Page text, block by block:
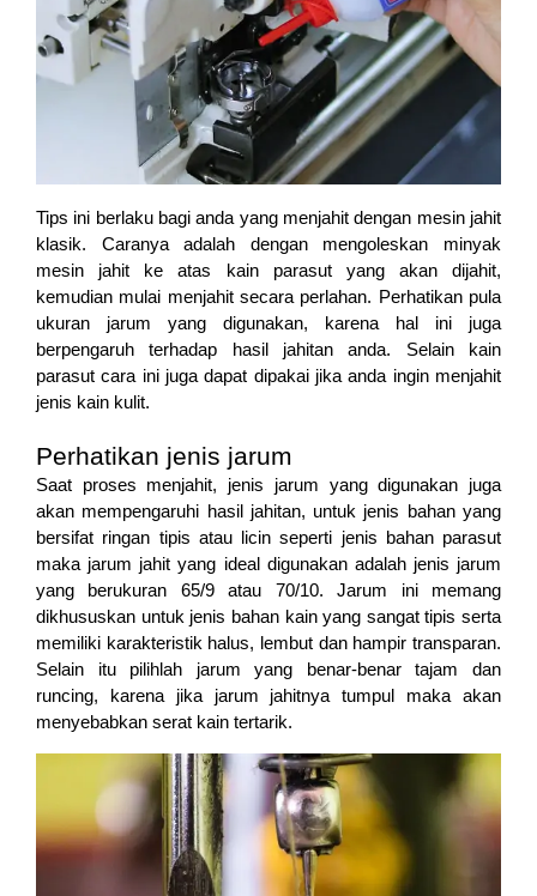
Tips ini berlaku bagi anda yang menjahit dengan mesin jahit
klasik. Caranya adalah dengan mengoleskan minyak
mesin jahit ke atas kain parasut yang akan dijahit,
kemudian mulai menjahit secara perlahan. Perhatikan pula
ukuran jarum yang digunakan, karena hal ini juga
berpengaruh terhadap hasil jahitan anda. Selain kain
parasut cara ini juga dapat dipakai jika anda ingin menjahit
jenis kain kulit.
Perhatikan jenis jarum
Saat proses menjahit, jenis jarum yang digunakan juga
akan mempengaruhi hasil jahitan, untuk jenis bahan yang
bersifat ringan tipis atau licin seperti jenis bahan parasut
maka jarum jahit yang ideal digunakan adalah jenis jarum
yang berukuran 65/9 atau 70/10. Jarum ini memang
dikhususkan untuk jenis bahan kain yang sangat tipis serta
memiliki karakteristik halus, lembut dan hampir transparan.
Selain itu pilihlah jarum yang benar-benar tajam dan
runcing, karena jika jarum jahitnya tumpul maka akan
menyebabkan serat kain tertarik.